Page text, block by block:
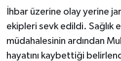
İhbar üzerine olay yerine
ekipleri sevk edildi. Sağlık
müdahalesinin ardından
hayatını kaybettiği